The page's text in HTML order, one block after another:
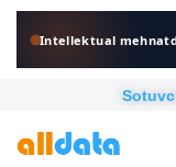
Intellektual